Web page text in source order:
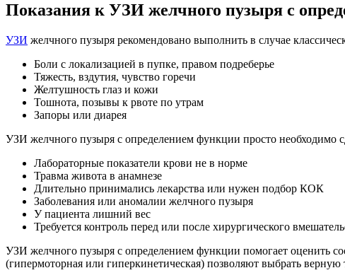
Показания к УЗИ желчного пузыря с
УЗИ желчного пузыря рекомендовано выполнить в случае
Боли с локализацией в пупке, правом подреберье
Тяжесть, вздутия, чувство горечи
Желтушность глаз и кожи
Тошнота, позывы к рвоте по утрам
Запоры или диарея
УЗИ желчного пузыря с определением функции просто необходимо
Лабораторные показатели крови не в норме
Травма живота в анамнезе
Длительно принимались лекарства или нужен подбор КОК
Заболевания или аномалии желчного пузыря
У пациента лишний вес
Требуется контроль перед или после хирургического
УЗИ желчного пузыря с определением функции помогает оценить
(гипермоторная или гиперкинетическая) позволяют выбрать